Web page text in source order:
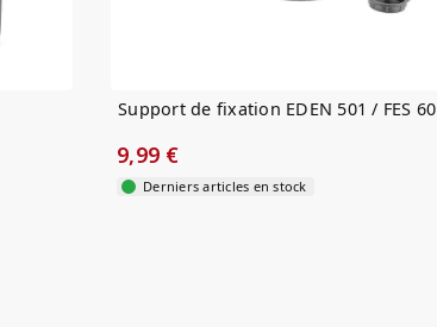
Support de fixation EDEN 501 / FES 60
9,99 €
Derniers articles en stock